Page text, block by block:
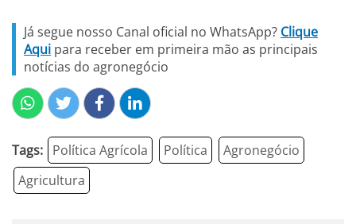
Já segue nosso Canal oficial no WhatsApp? Clique
Aqui para receber em primeira mão as principais
notícias do agronegócio
Tags: Política Agrícola Política
Agronegócio
Agricultura